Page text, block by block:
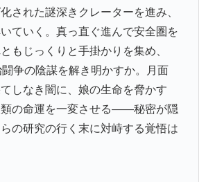
された謎深きクレーターを進み、
ていく。真っ直ぐ進んで安全圏を
もじっくりと手掛かりを集め、
争の陰謀を解き明かすか。月面
しなき闇に、娘の生命を脅かす
の命運を一変させる――秘密が隠
の研究の行く末に対峙する覚悟は